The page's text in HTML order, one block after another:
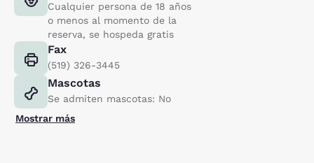
Cualquier persona de 18 años
o menos al momento de la
reserva, se hospeda gratis
Fax
(519) 326-3445
Mascotas
Se admiten mascotas: No
Mostrar más